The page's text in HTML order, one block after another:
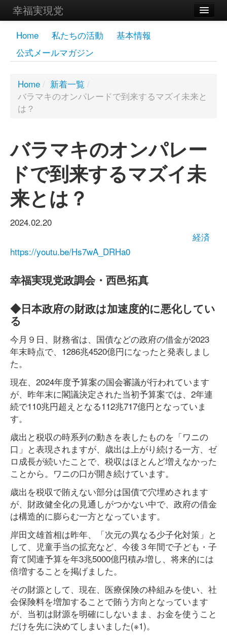
幸福実現党
メンバーズページ
党員
お問い合わせ
Home 私たちの活動
基本情報
公式メールマガジン
Home / 新着一覧 /
バラマキのオンパレードで到来するマズイ未来と
は？
バラマキのオンパレー
ドで到来するマズイ未
来とは？
2024.02.20
経済
https://youtu.be/Hs7wA_DRHa0
幸福実現党政調会・西邑拓真
◆日本政府の財政は加速度的に悪化してい
る
今月９日、財務省は、国債などの政府の借金が2023
年末時点で、1286兆4520億円になったと発表しまし
た。
現在、2024年度予算案の国会審議が行われています
が、昨年末に閣議決定された当初予算案では、2年連
続で110兆円超えとなる112兆717億円となっていま
す。
歳出と税収の時系列の動きを表したものを「ワニの
口」と表現されますが、歳出は上がり続ける一方、ゼ
ロ成長が続いたことで、税収はほとんど増えなかった
ことから。ワニの口が開き続けています。
歳出を税収で賄えない部分は国債で穴埋めされます
が、財政健全化の見通しがつかない中で、政府の借金
は構造的に膨らむ一方となっています。
岸田文雄首相は昨年、「次元の異なる少子化対策」と
して、児童手当の拡充など、今後３年間で子ども・子
育て関連予算を年3兆5000億円積み増し、将来的には
倍増することを掲げました。
その財源として、現在、医療保険の枠組みを使い、社
会保険料を増加することで賄う方向となっています
が、当初は財源を明確にしないまま、お金を使うこと
だけを先に決めてしまいました(※1)。